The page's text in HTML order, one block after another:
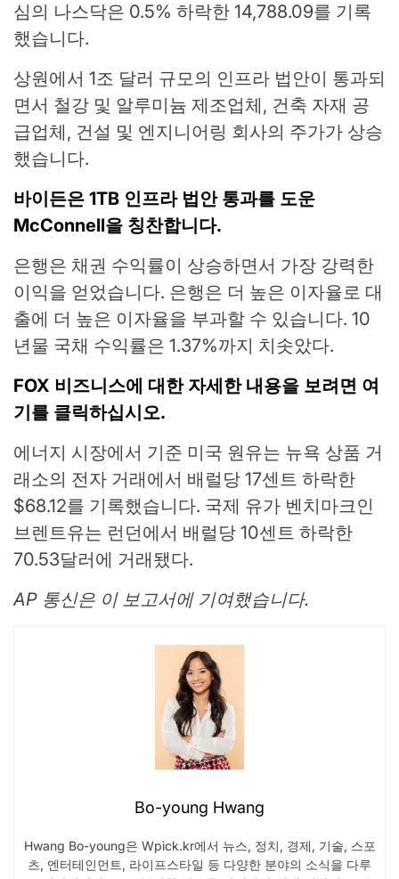
심의 나스닥은 0.5% 하락한 14,788.09를 기록
했습니다.
상원에서 1조 달러 규모의 인프라 법안이 통과되
면서 철강 및 알루미늄 제조업체, 건축 자재 공
급업체, 건설 및 엔지니어링 회사의 주가가 상승
했습니다.
바이든은 1TB 인프라 법안 통과를 도운
McConnell을 칭찬합니다.
은행은 채권 수익률이 상승하면서 가장 강력한
이익을 얻었습니다. 은행은 더 높은 이자율로 대
출에 더 높은 이자율을 부과할 수 있습니다. 10
년물 국채 수익률은 1.37%까지 치솟았다.
FOX 비즈니스에 대한 자세한 내용을 보려면 여
기를 클릭하십시오.
에너지 시장에서 기준 미국 원유는 뉴욕 상품 거
래소의 전자 거래에서 배럴당 17센트 하락한
$68.12를 기록했습니다. 국제 유가 벤치마크인
브렌트유는 런던에서 배럴당 10센트 하락한
70.53달러에 거래됐다.
AP 통신은 이 보고서에 기여했습니다.
Bo-young Hwang
Hwang Bo-young은 Wpick.kr에서 뉴스, 정치, 경제, 기술, 스포
츠, 엔터테인먼트, 라이프스타일 등 다양한 분야의 소식을 다루